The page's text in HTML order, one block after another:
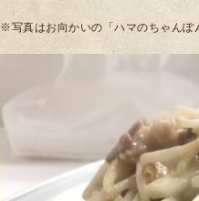
※写真はお向かいの「ハマのちゃんぽ